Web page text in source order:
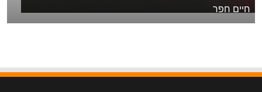
חיים חפר